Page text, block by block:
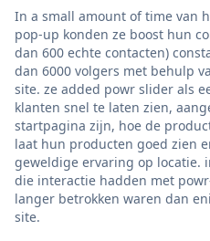
In a small amount of time van
pop-up konden ze boost hun
dan 600 echte contacten)
dan 6000 volgers met behulp
site. ze added powr slider als
klanten snel te laten zien,
startpagina zijn, hoe de
laat hun producten goed zien
geweldige ervaring op locatie.
die interactie hadden met
langer betrokken waren dan
site.